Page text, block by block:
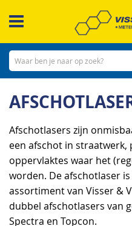
naar
inhoud
Afschotlasers zijn
een afschot in straatwerk,
oppervlaktes waar het
worden. De afschotlaser
assortiment van Visser &
dubbel afschotlasers van
Spectra en Topcon.